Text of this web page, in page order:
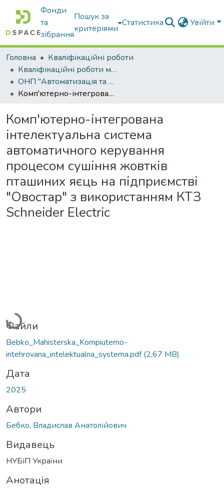
Фонди
та
зібрання
Пошук за
критеріями
Статистика Увійти
Головна
Кваліфікаційні роботи
Кваліфікаційні роботи магістрів
ОНП "Автоматизація та комп’ютерно-інтегровані технології та робототехніка"
Комп'ютерно-інтегрована інтелектуальна система автоматичного керування процесом сушіння жовтків пташиних яєць на підприємстві "Овостар" з використанням КТЗ Schneider Electric
Комп'ютерно-інтегрована
інтелектуальна система
автоматичного керування
процесом сушіння жовтків
пташиних яєць на підприємстві
"Овостар" з використанням КТЗ
Schneider Electric
Вантажиться...
Файли
Bebko_Mahisterska_Kompiuterno-
intehrovana_intelektualna_systema.pdf(2,67 MB)
Дата
2025
Автори
Бебко, Владислав Анатолійович
Видавець
НУБіП України
Анотація